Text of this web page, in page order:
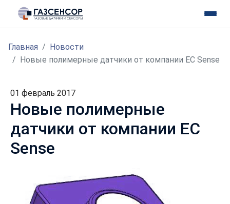
Главная
Новости
Новые полимерные датчики от компании EC Sense
01 февраль 2017
Новые полимерные
датчики от компании EC
Sense